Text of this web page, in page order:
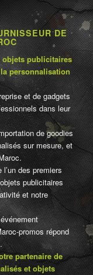
DE
objets publicitaires
personnalisation
et de gadgets
dans leur
de goodies
sur mesure, et
des premiers
publicitaires
et notre
promos répond
partenaire de
et objets